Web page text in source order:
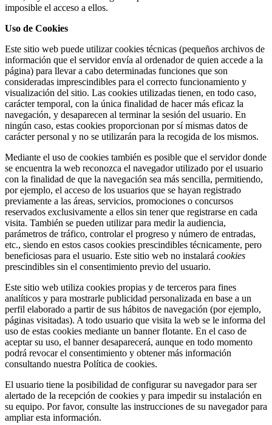
imposible el acceso a ellos.
Uso de Cookies
Este sitio web puede utilizar cookies técnicas (pequeños archivos de
información que el servidor envía al ordenador de quien accede a la
página) para llevar a cabo determinadas funciones que son
consideradas imprescindibles para el correcto funcionamiento y
visualización del sitio. Las cookies utilizadas tienen, en todo caso,
carácter temporal, con la única finalidad de hacer más eficaz la
navegación, y desaparecen al terminar la sesión del usuario. En
ningún caso, estas cookies proporcionan por sí mismas datos de
carácter personal y no se utilizarán para la recogida de los mismos.
Mediante el uso de cookies también es posible que el servidor donde
se encuentra la web reconozca el navegador utilizado por el usuario
con la finalidad de que la navegación sea más sencilla, permitiendo,
por ejemplo, el acceso de los usuarios que se hayan registrado
previamente a las áreas, servicios, promociones o concursos
reservados exclusivamente a ellos sin tener que registrarse en cada
visita. También se pueden utilizar para medir la audiencia,
parámetros de tráfico, controlar el progreso y número de entradas,
etc., siendo en estos casos cookies prescindibles técnicamente, pero
beneficiosas para el usuario. Este sitio web no instalará cookies
prescindibles sin el consentimiento previo del usuario.
Este sitio web utiliza cookies propias y de terceros para fines
analíticos y para mostrarle publicidad personalizada en base a un
perfil elaborado a partir de sus hábitos de navegación (por ejemplo,
páginas visitadas). A todo usuario que visita la web se le informa del
uso de estas cookies mediante un banner flotante. En el caso de
aceptar su uso, el banner desaparecerá, aunque en todo momento
podrá revocar el consentimiento y obtener más información
consultando nuestra Política de cookies.
El usuario tiene la posibilidad de configurar su navegador para ser
alertado de la recepción de cookies y para impedir su instalación en
su equipo. Por favor, consulte las instrucciones de su navegador para
ampliar esta información.